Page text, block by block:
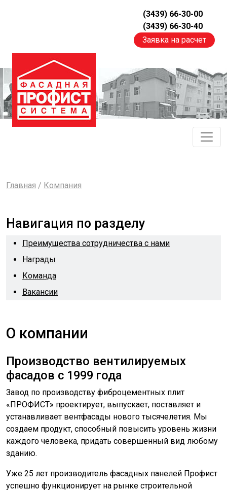
(3439) 66-30-00
(3439) 66-30-40
Заявка на расчет
Главная / Компания
Навигация по разделу
Преимущества сотрудничества с нами
Награды
Команда
Вакансии
О компании
Производство вентилируемых
фасадов с 1999 года
Завод по производству фиброцементных плит
«ПРОФИСТ» проектирует, выпускает, поставляет и
устанавливает вентфасады нового тысячелетия. Мы
создаем продукт, способный повысить уровень жизни
каждого человека, придать совершенный вид любому
зданию.
Уже 25 лет производитель фасадных панелей Профист
успешно функционирует на рынке строительной